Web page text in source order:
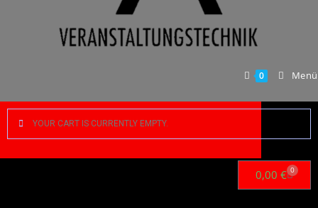
0 Menü
YOUR CART IS CURRENTLY EMPTY.
0,00 € 0